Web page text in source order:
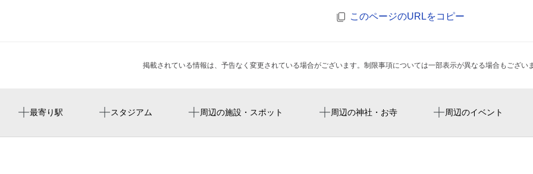
このページのURLをコピー
掲載されている情報は、予告なく変更されている場合がございます。制限事項については一部表示が異なる場合もござい
最寄り駅 スタジアム 周辺の施設・スポット 周辺の神社・お寺 周辺のイベント
周辺に最寄り駅が見つかりませんでした。
周辺にスタジアムが見つかりませんでした。
長司屋・釣具店
中川荘
日子神社
豊玉姫神社
周辺にイベントが見つかりませんでした。